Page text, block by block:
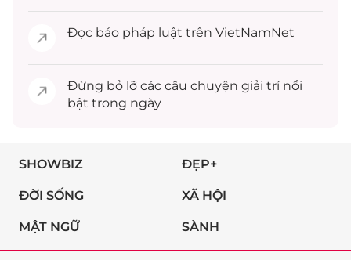
Đọc báo pháp luật trên VietNamNet
Đừng bỏ lỡ các câu chuyện giải trínổi
bật trong ngày
SHOWBIZ ĐẸP+
ĐỜI SỐNG XÃ HỘI
MẬT NGỮ SÀNH